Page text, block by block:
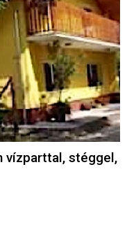
vízparttal, stéggel,